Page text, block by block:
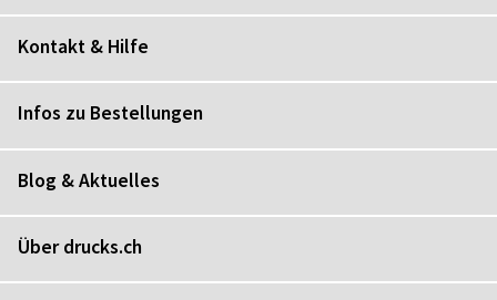
Kontakt & Hilfe
Infos zu Bestellungen
Blog & Aktuelles
Über drucks.ch